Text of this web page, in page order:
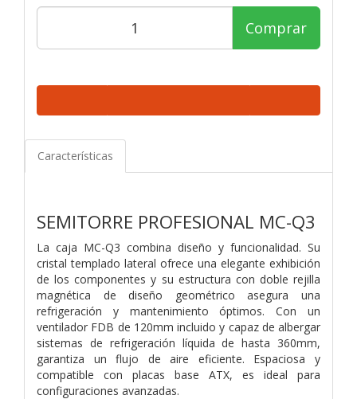
Comprar
Características
SEMITORRE PROFESIONAL MC-Q3
La caja MC-Q3 combina diseño y funcionalidad. Su
cristal templado lateral ofrece una elegante exhibición
de los componentes y su estructura con doble rejilla
magnética de diseño geométrico asegura una
refrigeración y mantenimiento óptimos. Con un
ventilador FDB de 120mm incluido y capaz de albergar
sistemas de refrigeración líquida de hasta 360mm,
garantiza un flujo de aire eficiente. Espaciosa y
compatible con placas base ATX, es ideal para
configuraciones avanzadas.